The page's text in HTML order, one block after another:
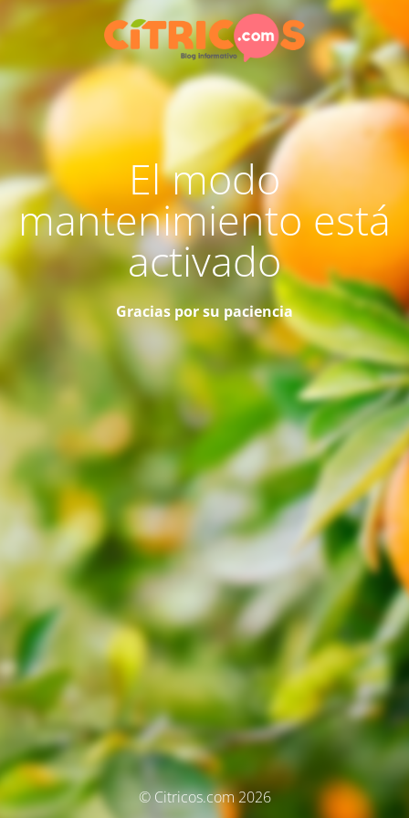
El modo
mantenimiento está
activado
Gracias por su paciencia
© Citricos.com 2026